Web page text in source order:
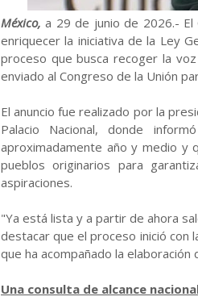
México,a 29 de junio de 2026.- El
enriquecer la iniciativa de la Ley
proceso que busca recoger la
enviado al Congreso de la Unión
El anuncio fue realizado por la
Palacio Nacional, donde
aproximadamente año y medio y
pueblos originarios para
aspiraciones.
"Ya está lista y a partir de ahora
destacar que el proceso inició con
que ha acompañado la elaboración
Una consulta de alcance